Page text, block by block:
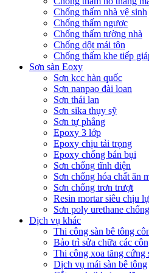
Chống thấm nhà vệ sinh
Chống thấm ngược
Chống thấm tường nhà
Chống dột mái tôn
Chống thấm khe tiếp
Sơn sàn Eoxy
Sơn kcc hàn quốc
Sơn nanpao đài loan
Sơn thái lan
Sơn sika thụy sỹ
Sơn tự phẳng
Epoxy 3 lớp
Epoxy chịu tải trọng
Epoxy chống bán bụi
Sơn chống tĩnh điện
Sơn chống hóa chất ăn
Sơn chống trơn trượt
Resin mortar siêu chịu
Sơn poly urethane
Dịch vụ khác
Thi công sàn bê tông
Bảo trì sửa chữa các
Thi công xoa tăng cứng
Dịch vụ mái sàn bê tông